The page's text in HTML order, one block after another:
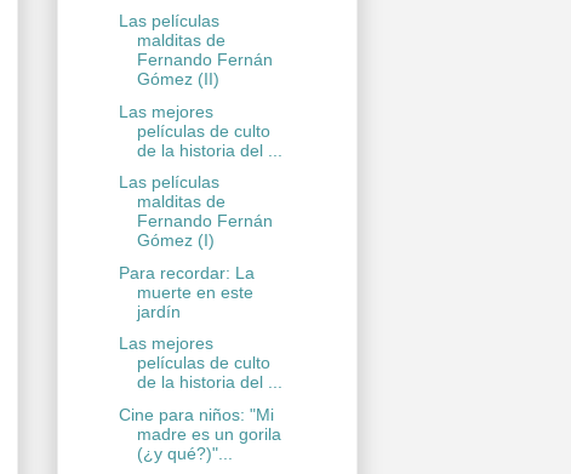
Las películas
malditas de
Fernando Fernán
Gómez (II)
Las mejores
películas de culto
de la historia del ...
Las películas
malditas de
Fernando Fernán
Gómez (I)
Para recordar: La
muerte en este
jardín
Las mejores
películas de culto
de la historia del ...
Cine para niños: "Mi
madre es un gorila
(¿y qué?)"...